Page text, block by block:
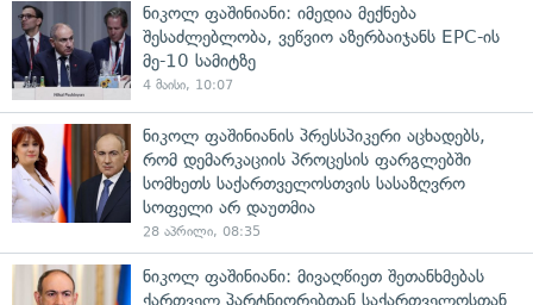
ნიკოლ ფაშინიანი: იმედია მექნება
შესაძლებლობა, ვეწვიო აზერბაიჯანს EPC-ის
მე-10 სამიტზე
4 მაისი, 10:07
ნიკოლ ფაშინიანის პრესსპიკერი აცხადებს,
რომ დემარკაციის პროცესის ფარგლებში
სომხეთს საქართველოსთვის სასაზღვრო
სოფელი არ დაუთმია
28 აპრილი, 08:35
ნიკოლ ფაშინიანი: მივაღწიეთ შეთანხმებას
ქართველ პარტნიორებთან საქართველოსთან